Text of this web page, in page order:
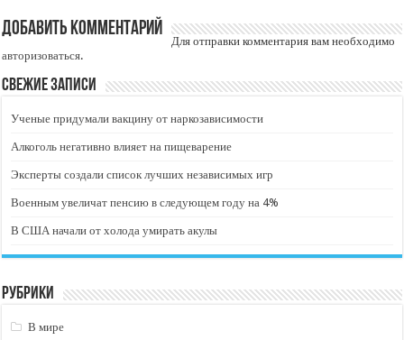
Добавить комментарий
Для отправки комментария вам необходимо
авторизоваться.
Свежие записи
Ученые придумали вакцину от наркозависимости
Алкоголь негативно влияет на пищеварение
Эксперты создали список лучших независимых игр
Военным увеличат пенсию в следующем году на 4%
В США начали от холода умирать акулы
Рубрики
В мире